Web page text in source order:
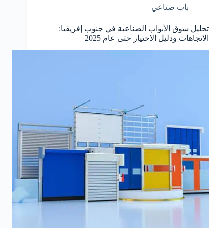
باب صناعي
تحليل سوق الأبواب الصناعية في جنوب إفريقيا:
الاتجاهات ودليل الاختيار حتى عام 2025